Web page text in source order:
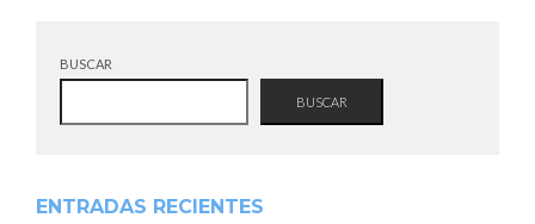
BUSCAR
BUSCAR
ENTRADAS RECIENTES